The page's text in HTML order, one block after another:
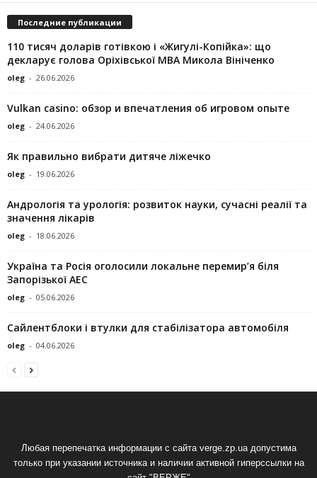
Последние публикации
110 тисяч доларів готівкою і «Жигулі-Копійка»: що
декларує голова Оріхівської МВА Микола Вініченко
oleg - 26.06.2026
Vulkan casino: обзор и впечатления об игровом опыте
oleg - 24.06.2026
Як правильно вибрати дитяче ліжечко
oleg - 19.06.2026
Андрологія та урологія: розвиток науки, сучасні реалії та
значення лікарів
oleg - 18.06.2026
Україна та Росія оголосили локальне перемир’я біля
Запорізької АЕС
oleg - 05.06.2026
Сайлентблоки і втулки для стабілізатора автомобіля
oleg - 04.06.2026
Любая перепечатка информации с сайта verge.zp.ua допустима
только при указании источника и наличии активной гиперссылки на